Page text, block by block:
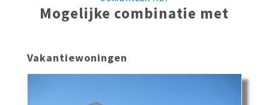
Mogelijke combinatie met
Vakantiewoningen